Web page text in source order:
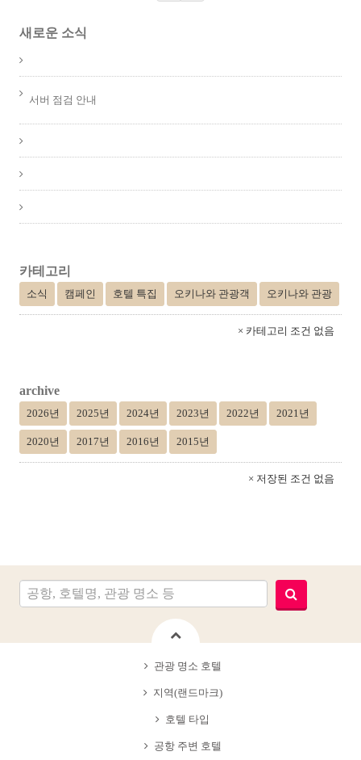
새로운 소식
서버 점검 안내
카테고리
소식 캠페인 호텔 특집 오키나와 관광객 오키나와 관광
× 카테고리 조건 없음
archive
2026년 2025년 2024년 2023년 2022년 2021년
2020년 2017년 2016년 2015년
× 저장된 조건 없음
관광 명소 호텔
지역(랜드마크)
호텔 타입
공항 주변 호텔